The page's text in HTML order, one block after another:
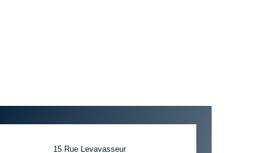
15 Rue Levavasseur